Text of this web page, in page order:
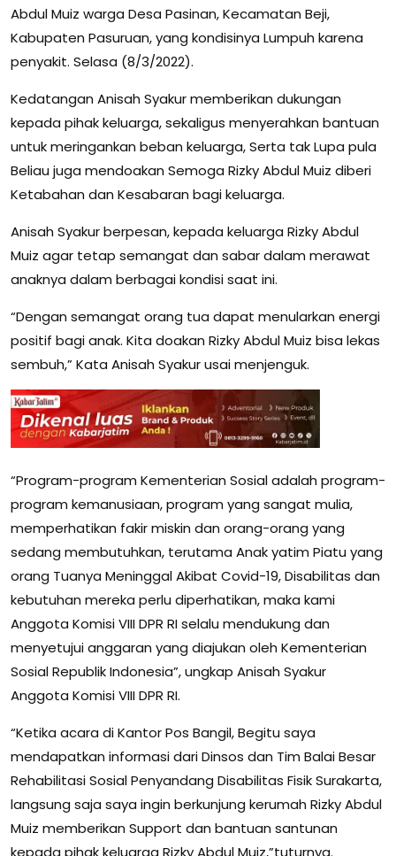
Abdul Muiz warga Desa Pasinan, Kecamatan Beji,
Kabupaten Pasuruan, yang kondisinya Lumpuh karena
penyakit. Selasa (8/3/2022).
Kedatangan Anisah Syakur memberikan dukungan
kepada pihak keluarga, sekaligus menyerahkan bantuan
untuk meringankan beban keluarga, Serta tak Lupa pula
Beliau juga mendoakan Semoga Rizky Abdul Muiz diberi
Ketabahan dan Kesabaran bagi keluarga.
Anisah Syakur berpesan, kepada keluarga Rizky Abdul
Muiz agar tetap semangat dan sabar dalam merawat
anaknya dalam berbagai kondisi saat ini.
“Dengan semangat orang tua dapat menularkan energi
positif bagi anak. Kita doakan Rizky Abdul Muiz bisa lekas
sembuh,” Kata Anisah Syakur usai menjenguk.
“Program-program Kementerian Sosial adalah program-
program kemanusiaan, program yang sangat mulia,
memperhatikan fakir miskin dan orang-orang yang
sedang membutuhkan, terutama Anak yatim Piatu yang
orang Tuanya Meninggal Akibat Covid-19, Disabilitas dan
kebutuhan mereka perlu diperhatikan, maka kami
Anggota Komisi VIII DPR RI selalu mendukung dan
menyetujui anggaran yang diajukan oleh Kementerian
Sosial Republik Indonesia”, ungkap Anisah Syakur
Anggota Komisi VIII DPR RI.
“Ketika acara di Kantor Pos Bangil, Begitu saya
mendapatkan informasi dari Dinsos dan Tim Balai Besar
Rehabilitasi Sosial Penyandang Disabilitas Fisik Surakarta,
langsung saja saya ingin berkunjung kerumah Rizky Abdul
Muiz memberikan Support dan bantuan santunan
kepada pihak keluarga Rizky Abdul Muiz,”tuturnya.